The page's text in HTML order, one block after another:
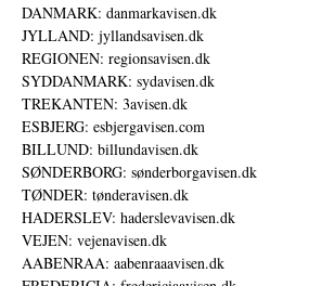
DANMARK: danmarkavisen.dk
JYLLAND: jyllandsavisen.dk
REGIONEN: regionsavisen.dk
SYDDANMARK: sydavisen.dk
TREKANTEN: 3avisen.dk
ESBJERG: esbjergavisen.com
BILLUND: billundavisen.dk
SØNDERBORG: sønderborgavisen.dk
TØNDER: tønderavisen.dk
HADERSLEV: haderslevavisen.dk
VEJEN: vejenavisen.dk
AABENRAA: aabenraaavisen.dk